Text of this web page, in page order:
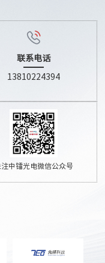
联系电话
13810224394
注中镭光电微信公众号